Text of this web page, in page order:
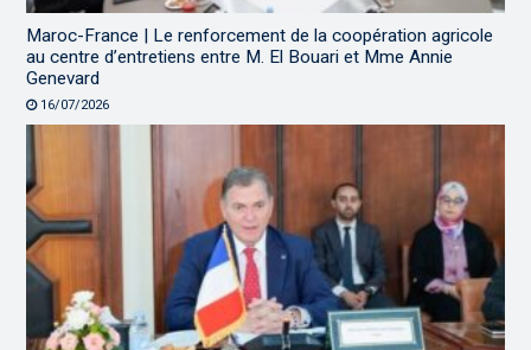
Maroc-France | Le renforcement de la coopération agricole
au centre d’entretiens entre M. El Bouari et Mme Annie
Genevard
16/07/2026